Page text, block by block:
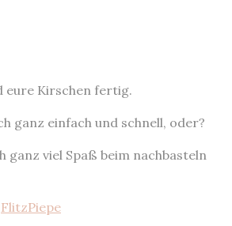
eure Kirschen fertig.
ganz einfach und schnell, oder?
ganz viel Spaß beim nachbasteln
FlitzPiepe